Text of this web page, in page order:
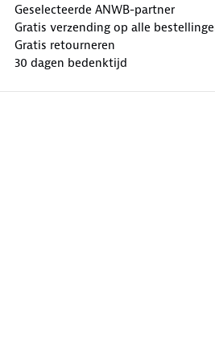
Geselecteerde ANWB-partner
Gratis verzending op alle
Gratis retourneren
30 dagen bedenktijd